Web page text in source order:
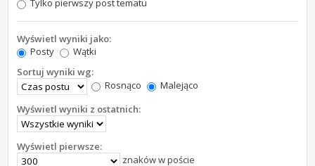
Tylko pierwszy post tematu
Wyświetl wyniki jako:
Posty
Wątki
Sortuj wyniki wg:
Rosnąco
Malejąco
Wyświetl wyniki z ostatnich:
Wyświetl pierwsze:
znaków w poście